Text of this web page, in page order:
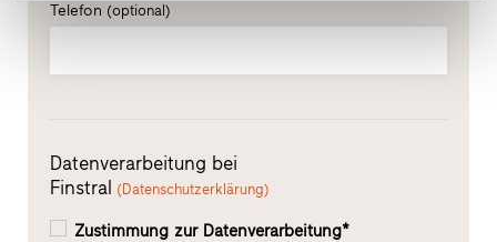
Telefon (optional)
Datenverarbeitung bei
Finstral (Datenschutzerklärung)
Zustimmung zur Datenverarbeitung*